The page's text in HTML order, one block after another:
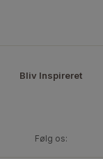
Bliv Inspireret
Følg os: